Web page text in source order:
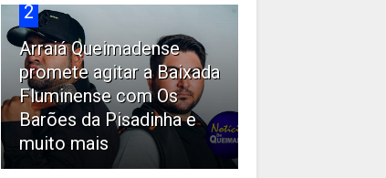
2
Arraiá Queimadense
promete agitar a Baixada
Fluminense com Os
Barões da Pisadinha e
muito mais